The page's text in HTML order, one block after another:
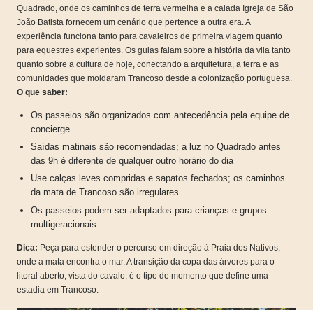
Quadrado, onde os caminhos de terra vermelha e a caiada Igreja de São
João Batista fornecem um cenário que pertence a outra era. A
experiência funciona tanto para cavaleiros de primeira viagem quanto
para equestres experientes. Os guias falam sobre a história da vila tanto
quanto sobre a cultura de hoje, conectando a arquitetura, a terra e as
comunidades que moldaram Trancoso desde a colonização portuguesa.
O que saber:
Os passeios são organizados com antecedência pela equipe de
concierge
Saídas matinais são recomendadas; a luz no Quadrado antes
das 9h é diferente de qualquer outro horário do dia
Use calças leves compridas e sapatos fechados; os caminhos
da mata de Trancoso são irregulares
Os passeios podem ser adaptados para crianças e grupos
multigeracionais
Dica: Peça para estender o percurso em direção à Praia dos Nativos,
onde a mata encontra o mar. A transição da copa das árvores para o
litoral aberto, vista do cavalo, é o tipo de momento que define uma
estadia em Trancoso.